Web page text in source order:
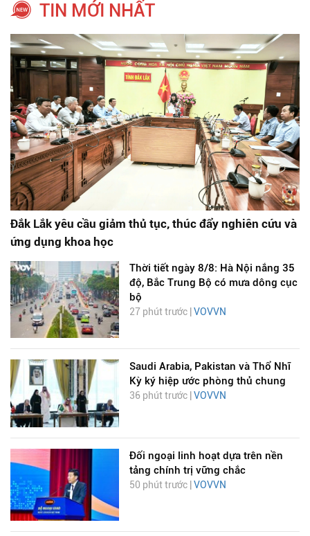
TIN MỚI NHẤT
Đắk Lắk yêu cầu giảm thủ tục, thúc đẩy nghiên cứu và
ứng dụng khoa học
Thời tiết ngày 8/8: Hà Nội nắng 35
độ, Bắc Trung Bộ có mưa dông cục
bộ
27 phút trước | VOVVN
Saudi Arabia, Pakistan và Thổ Nhĩ
Kỳ ký hiệp ước phòng thủ chung
36 phút trước |VOVVN
Đối ngoại linh hoạt dựa trên nền
tảng chính trị vững chắc
50 phút trước | VOVVN